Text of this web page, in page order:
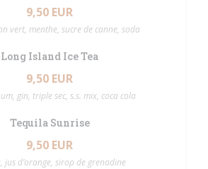
9,50 EUR
vert, menthe, sucre de canne, soda
Long Island Ice Tea
9,50 EUR
gin, triple sec, s.s. mix, coca cola
Tequila Sunrise
9,50 EUR
jus d’orange, sirop de grenadine